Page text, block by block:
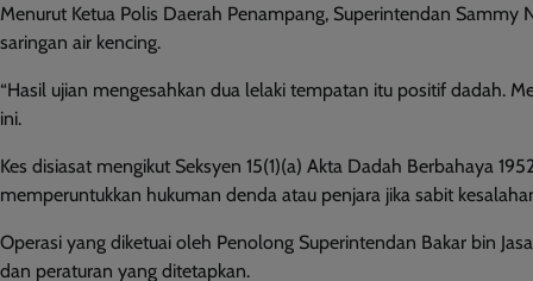
Menurut Ketua Polis Daerah Penampang, Superintendan
saringan air kencing.
“Hasil ujian mengesahkan dua lelaki tempatan itu positif dadah.
ini.
Kes disiasat mengikut Seksyen 15(1)(a) Akta Dadah Berbahaya
memperuntukkan hukuman denda atau penjara jika sabit
Operasi yang diketuai oleh Penolong Superintendan Bakar bin
dan peraturan yang ditetapkan.